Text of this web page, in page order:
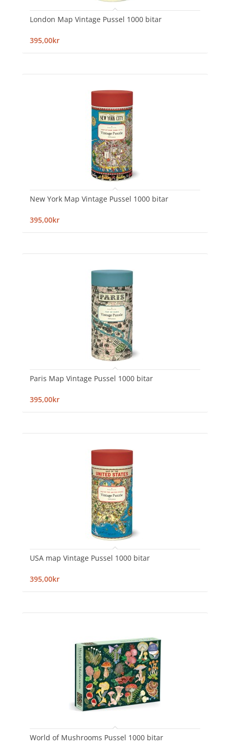
London Map Vintage Pussel 1000 bitar
395,00kr
New York Map Vintage Pussel 1000 bitar
395,00kr
Paris Map Vintage Pussel 1000 bitar
395,00kr
USA map Vintage Pussel 1000 bitar
395,00kr
World of Mushrooms Pussel 1000 bitar